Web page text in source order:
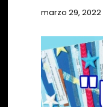
marzo 29, 2022